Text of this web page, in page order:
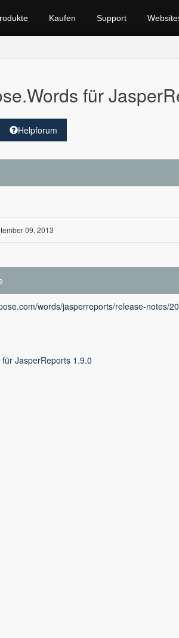
Kaufen Support
für
Helpforum
09, 2013
words/jasperreports/release-notes/
JasperReports 1.9.0